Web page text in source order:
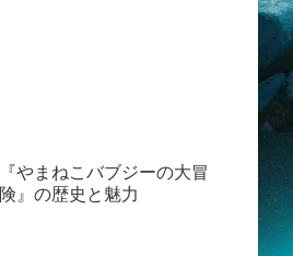
『やまねこバブジーの大冒
険』の歴史と魅力